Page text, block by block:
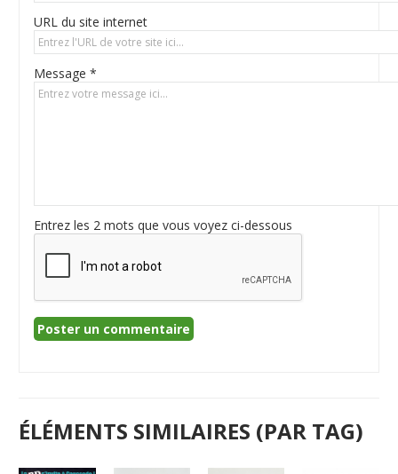
URL du site internet
Message *
Entrez les 2 mots que vous voyez ci-dessous
ÉLÉMENTS SIMILAIRES (PAR TAG)